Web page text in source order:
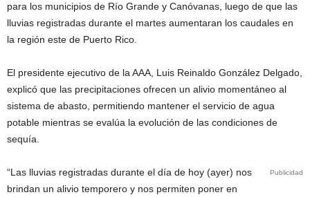
para los municipios de Río Grande y Canóvanas, luego de que las
lluvias registradas durante el martes aumentaran los caudales en
la región este de Puerto Rico.
El presidente ejecutivo de la AAA, Luis Reinaldo González Delgado,
explicó que las precipitaciones ofrecen un alivio momentáneo al
sistema de abasto, permitiendo mantener el servicio de agua
potable mientras se evalúa la evolución de las condiciones de
sequía.
Publicidad
“Las lluvias registradas durante el día de hoy (ayer) nos
brindan un alivio temporero y nos permiten poner en